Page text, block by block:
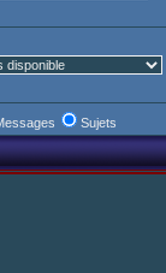
Sujets